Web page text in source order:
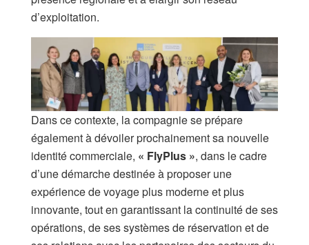
d’exploitation.
Dans ce contexte, la compagnie se prépare
également à dévoiler prochainement sa nouvelle
identité commerciale, « FlyPlus », dans le cadre
d’une démarche destinée à proposer une
expérience de voyage plus moderne et plus
innovante, tout en garantissant la continuité de ses
opérations, de ses systèmes de réservation et de